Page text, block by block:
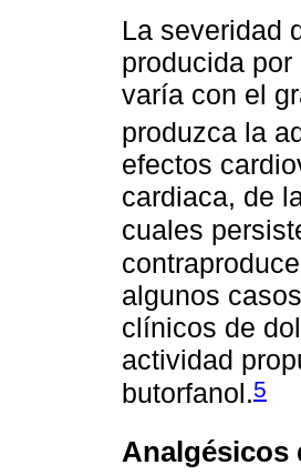
La severidad
producida
varía con el
produzca la
efectos
cardiaca, de
cuales
algunos
clínicos de
actividad
butorfanol.5
Analgésicos